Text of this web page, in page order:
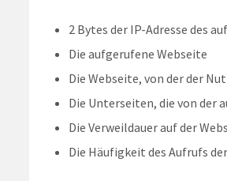
2 Bytes der IP-Adresse des
Die aufgerufene Webseite
Die Webseite, von der der
Die Unterseiten, die von der
Die Verweildauer auf der
Die Häufigkeit des Aufrufs